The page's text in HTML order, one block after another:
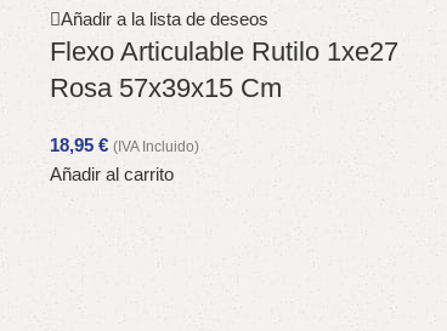
Añadir a la lista de deseos
Flexo Articulable Rutilo 1xe27
Rosa 57x39x15 Cm
18,95 € (IVA Incluido)
Añadir al carrito